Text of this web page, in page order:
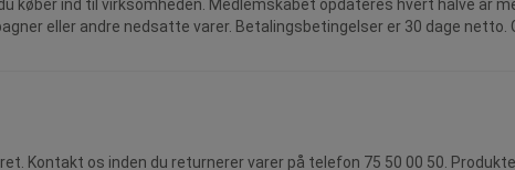
køber ind til virksomheden. Medlemskabet opdateres hvert halve år
eller andre nedsatte varer. Betalingsbetingelser er 30 dage
Kontakt os inden du returnerer varer på telefon 75 50 00 50.